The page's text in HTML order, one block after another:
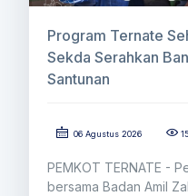
Program Ternate
Sekda Serahkan
Santunan
06 Agustus 2026
PEMKOT TERNATE -
bersama Badan Amil